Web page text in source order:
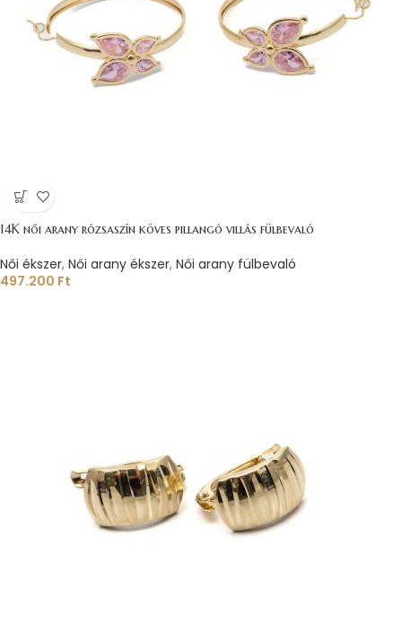
14K női arany rózsaszín köves pillangó villás fülbevaló
Női ékszer, Női arany ékszer, Női arany fülbevaló
497.200 Ft